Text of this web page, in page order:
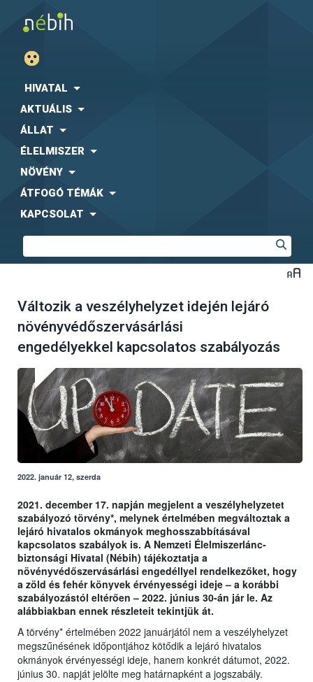
HIVATAL
AKTUÁLIS
ÁLLAT
ÉLELMISZER
NÖVÉNY
ÁTFOGÓ TÉMÁK
KAPCSOLAT
Változik a veszélyhelyzet idején lejáró
növényvédőszervásárlási
engedélyekkel kapcsolatos szabályozás
2022. január 12, szerda
2021. december 17. napján megjelent a veszélyhelyzetet
szabályozó törvény*, melynek értelmében megváltoztak a
lejáró hivatalos okmányok meghosszabbításával
kapcsolatos szabályok is. A Nemzeti Élelmiszerlánc-
biztonsági Hivatal (Nébih) tájékoztatja a
növényvédőszervásárlási engedéllyel rendelkezőket, hogy
a zöld és fehér könyvek érvényességi ideje – a korábbi
szabályozástól eltérően – 2022. június 30-án jár le. Az
alábbiakban ennek részleteit tekintjük át.
A törvény* értelmében 2022 januárjától nem a veszélyhelyzet
megszűnésének időpontjához kötődik a lejáró hivatalos
okmányok érvényességi ideje, hanem konkrét dátumot, 2022.
június 30. napját jelölte meg határnapként a jogszabály.